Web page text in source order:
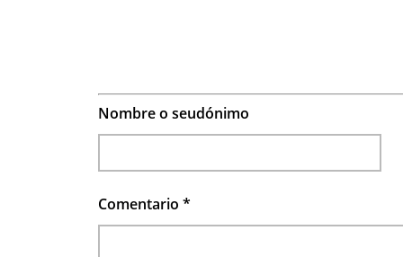
Nombre o seudónimo
Comentario *